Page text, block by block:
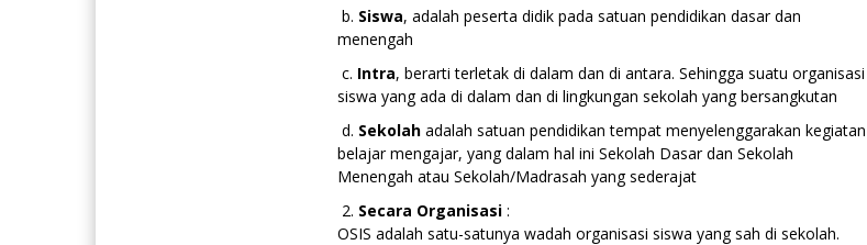
b. Siswa, adalah peserta didik pada satuan pendidikan dasar dan
menengah
c. Intra, berarti terletak di dalam dan di antara. Sehingga suatu organisasi
siswa yang ada di dalam dan di lingkungan sekolah yang bersangkutan
d. Sekolah adalah satuan pendidikan tempat menyelenggarakan kegiatan
belajar mengajar, yang dalam hal ini Sekolah Dasar dan Sekolah
Menengah atau Sekolah/Madrasah yang sederajat
2. Secara Organisasi :
OSIS adalah satu-satunya wadah organisasi siswa yang sah di sekolah.